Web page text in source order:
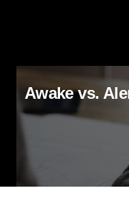
Awake vs.